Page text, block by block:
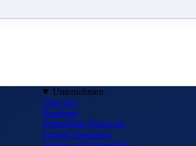
Unternehmen
Über uns
Roadmap
Wetterblick-Netzwerk
Unsere Sponsoren